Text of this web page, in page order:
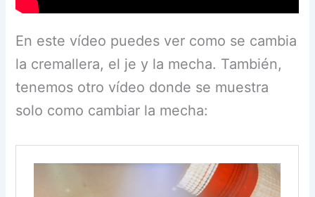
En este vídeo puedes ver como se cambia
la cremallera, el je y la mecha. También,
tenemos otro vídeo donde se muestra
solo como cambiar la mecha: